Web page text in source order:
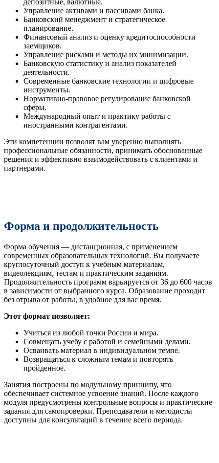
депозитные, валютные.
Управление активами и пассивами банка.
Банковский менеджмент и стратегическое
планирование.
Финансовый анализ и оценку кредитоспособности
заемщиков.
Управление рисками и методы их минимизации.
Банковскую статистику и анализ показателей
деятельности.
Современные банковские технологии и цифровые
инструменты.
Нормативно-правовое регулирование банковской
сферы.
Международный опыт и практику работы с
иностранными контрагентами.
Эти компетенции позволят вам уверенно выполнять
профессиональные обязанности, принимать обоснованные
решения и эффективно взаимодействовать с клиентами и
партнерами.
Форма и продолжительность
Форма обучения — дистанционная, с применением
современных образовательных технологий. Вы получаете
круглосуточный доступ к учебным материалам,
видеолекциям, тестам и практическим заданиям.
Продолжительность программ варьируется от 36 до 600 часов
в зависимости от выбранного курса. Образование проходит
без отрыва от работы, в удобное для вас время.
Этот формат позволяет:
Учиться из любой точки России и мира.
Совмещать учебу с работой и семейными делами.
Осваивать материал в индивидуальном темпе.
Возвращаться к сложным темам и повторять
пройденное.
Занятия построены по модульному принципу, что
обеспечивает системное усвоение знаний. После каждого
модуля предусмотрены контрольные вопросы и практические
задания для самопроверки. Преподаватели и методисты
доступны для консультаций в течение всего периода.